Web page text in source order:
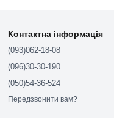
Контактна інформація
(093)062-18-08
(096)30-30-190
(050)54-36-524
Передзвонити вам?